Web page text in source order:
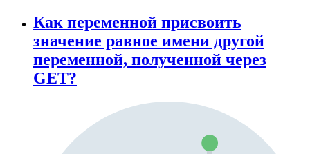
Как переменной присвоить
значение равное имени другой
переменной, полученной через
GET?